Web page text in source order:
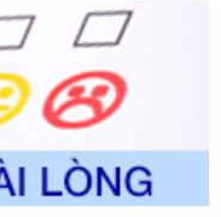
hành chính sửa
bộ, quy trình điện tử
vực biến đổi khí hậu
nghiệp và Môi
chính được sửa